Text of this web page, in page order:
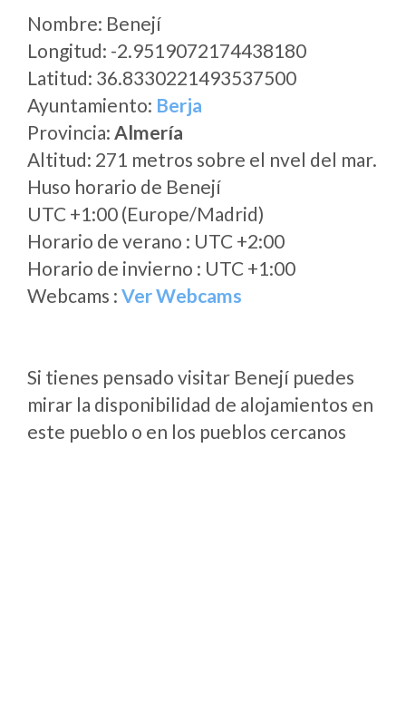
Nombre: Benejí
Longitud: -2.9519072174438180
Latitud: 36.8330221493537500
Ayuntamiento: Berja
Provincia: Almería
Altitud: 271 metros sobre el nvel del mar.
Huso horario de Benejí
UTC +1:00 (Europe/Madrid)
Horario de verano : UTC +2:00
Horario de invierno : UTC +1:00
Webcams : Ver Webcams
Si tienes pensado visitar Benejí puedes
mirar la disponibilidad de alojamientos en
este pueblo o en los pueblos cercanos